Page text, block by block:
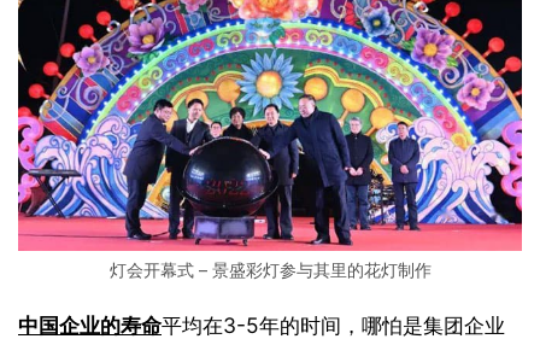
灯会开幕式 – 景盛彩灯参与其里的花灯制作
中国企业的寿命平均在3-5年的时间，哪怕是集团企业